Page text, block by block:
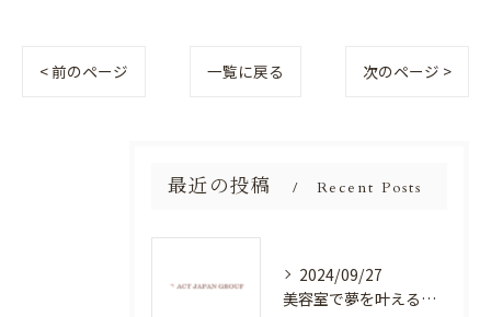
< 前のページ 一覧に戻る 次のページ >
最近の投稿 Recent Posts
2024/09/27
美容室で夢を叶える！自分を磨く新たなチャンス